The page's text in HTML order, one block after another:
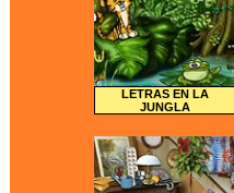
LETRAS EN LA
JUNGLA